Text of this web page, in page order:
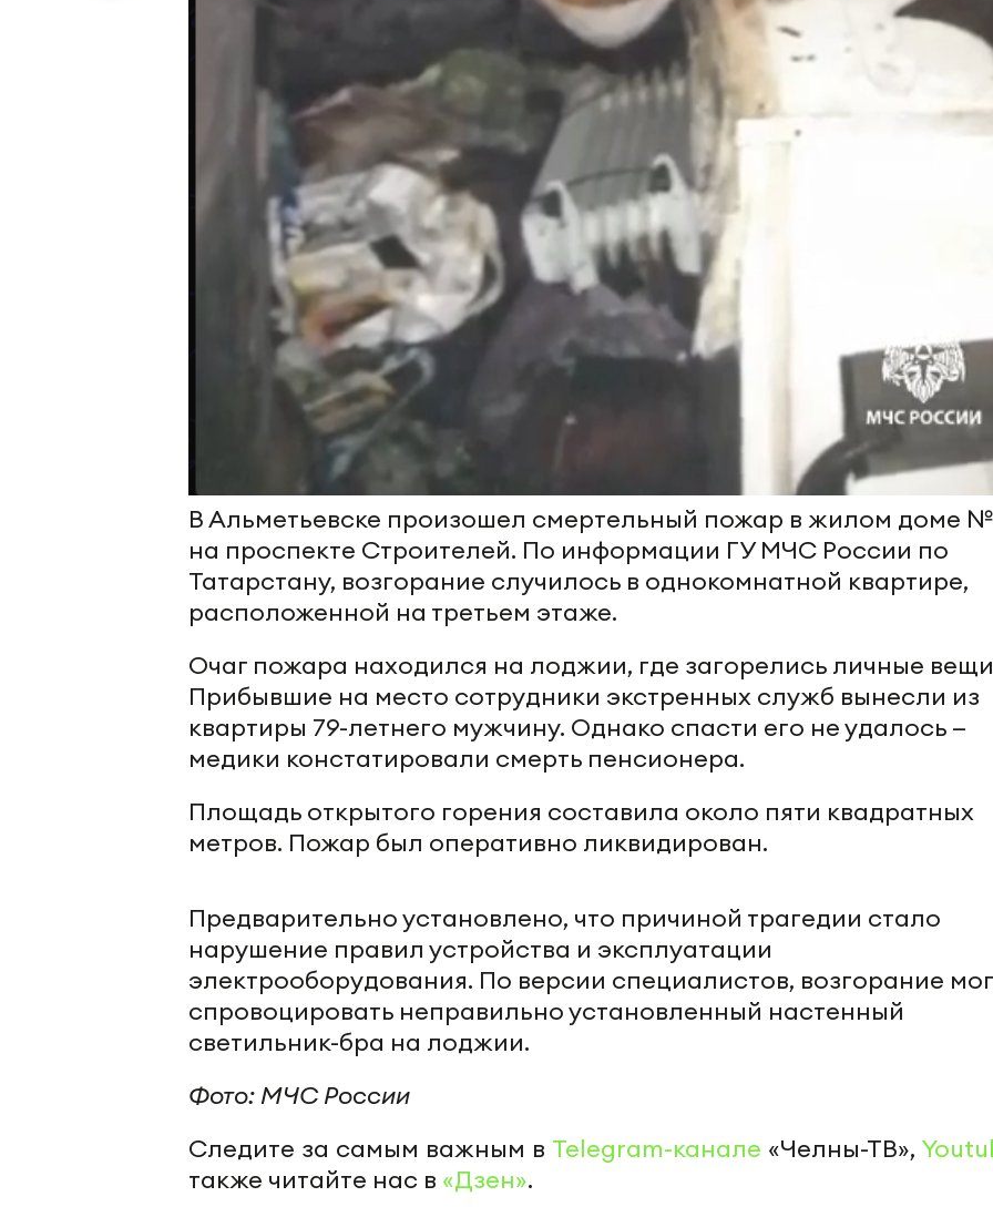
В Альметьевске произошел смертельный пожар в жилом доме
на проспекте Строителей. По информации ГУ МЧС России по
Татарстану, возгорание случилось в однокомнатной квартире,
расположенной на третьем этаже.
Очаг пожара находился на лоджии, где загорелись личные
Прибывшие на место сотрудники экстренных служб вынесли из
квартиры 79-летнего мужчину. Однако спасти его не удалось —
медики констатировали смерть пенсионера.
Площадь открытого горения составила около пяти квадратных
метров. Пожар был оперативно ликвидирован.
Предварительно установлено, что причиной трагедии стало
нарушение правил устройства и эксплуатации
электрооборудования. По версии специалистов, возгорание мог
спровоцировать неправильно установленный настенный
светильник-бра на лоджии.
Фото: МЧС России
Следите за самым важным в Telegram-канале «Челны-ТВ»,
также читайте нас в «Дзен».